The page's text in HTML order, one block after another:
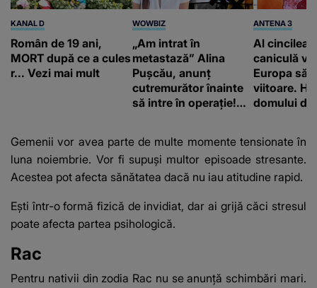
KANAL D
Român de 19 ani,
MORT după ce a cules
r... Vezi mai mult
WOWBIZ
„Am intrat în
metastază” Alina
Pușcău, anunț
cutremurător înainte
să intre în operație!
fanilor
ANTENA 3
Al cincilea
caniculă
Europa
viitoare.
domului de
Gemenii vor avea parte de multe momente tensionate în
luna noiembrie. Vor fi supuși multor episoade stresante.
Acestea pot afecta sănătatea dacă nu iau atitudine rapid.
Ești într-o formă fizică de invidiat, dar ai grijă căci stresul
poate afecta partea psihologică.
Rac
Pentru nativii din zodia Rac nu se anunță schimbări mari.